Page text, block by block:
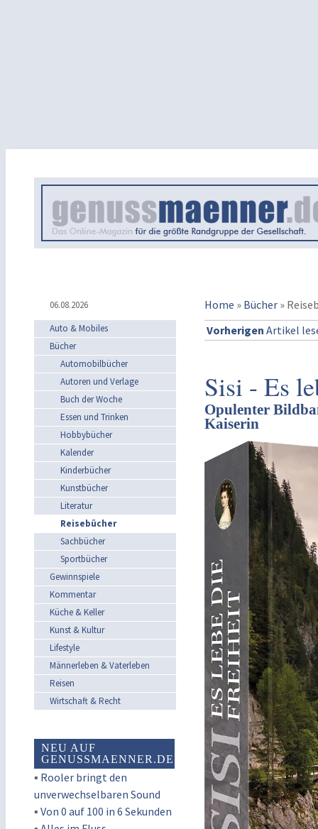
06.08.2026 Home » Bücher »
Auto & Mobiles
Bücher
Automobilbücher
Autoren und Verlage
Buch der Woche
Essen und Trinken
Hobbybücher
Kalender
Kinderbücher
Kunstbücher
Literatur
Reisebücher
Sachbücher
Sportbücher
Gewinnspiele
Kommentar
Küche & Keller
Kunst & Kultur
Lifestyle
Männerleben & Vaterleben
Reisen
Wirtschaft & Recht
NEU AUF
GENUSSMAENNER.DE
▪ Rooler bringt den
unverwechselbaren Sound
▪ Von 0 auf 100 in 6 Sekunden
Vorherigen Artikel
Sisi - Es
Opulenter
Kaiserin